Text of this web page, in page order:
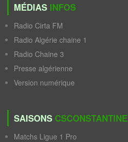
MÉDIAS INFOS
Radio Cirta FM
Radio Algérie chaine 1
Radio Chaine 3
Presse algérienne
Version numérique
SAISONS CSCONSTANTINE
Matchs Ligue 1 Pro